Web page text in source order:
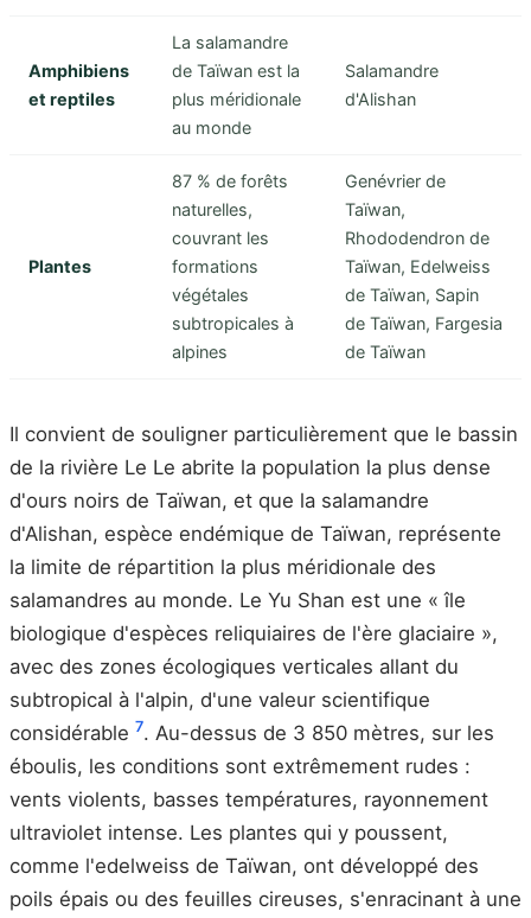
Amphibiens
et reptiles
La salamandre
de Taïwan est la
plus méridionale
au monde
Salamandre
d'Alishan
Plantes
87 % de forêts
naturelles,
couvrant les
formations
végétales
subtropicales à
alpines
Genévrier de
Taïwan,
Rhododendron de
Taïwan, Edelweiss
de Taïwan, Sapin
de Taïwan, Fargesia
de Taïwan
Il convient de souligner particulièrement que le bassin
de la rivière Le Le abrite la population la plus dense
d'ours noirs de Taïwan, et que la salamandre
d'Alishan, espèce endémique de Taïwan, représente
la limite de répartition la plus méridionale des
salamandres au monde. Le Yu Shan est une « île
biologique d'espèces reliquiaires de l'ère glaciaire »,
avec des zones écologiques verticales allant du
subtropical à l'alpin, d'une valeur scientifique
considérable 7. Au-dessus de 3 850 mètres, sur les
éboulis, les conditions sont extrêmement rudes :
vents violents, basses températures, rayonnement
ultraviolet intense. Les plantes qui y poussent,
comme l'edelweiss de Taïwan, ont développé des
poils épais ou des feuilles cireuses, s'enracinant à une